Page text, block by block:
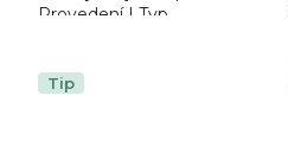
Provedení | Typ
samostatné vyhřívání
Tip